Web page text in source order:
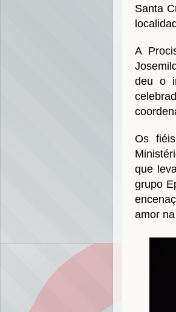
Santa
A
deu o
Os
que
grupo
amor